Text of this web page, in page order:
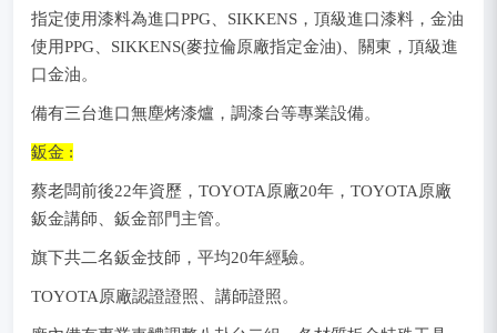
指定使用漆料為進口PPG、SIKKENS，頂級進口漆料，金油
使用PPG、SIKKENS(麥拉倫原廠指定金油)、關東，頂級進
口金油。
備有三台進口無塵烤漆爐，調漆台等專業設備。
鈑金 :
蔡老闆前後22年資歷，TOYOTA原廠20年，TOYOTA原廠
鈑金講師、鈑金部門主管。
旗下共二名鈑金技師，平均20年經驗。
TOYOTA原廠認證證照、講師證照。